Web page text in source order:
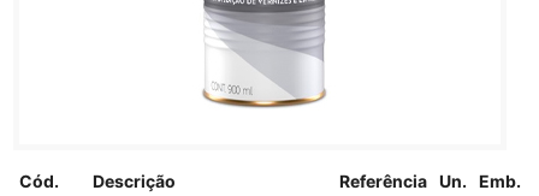
Cód. Descrição Referência Un. Emb.